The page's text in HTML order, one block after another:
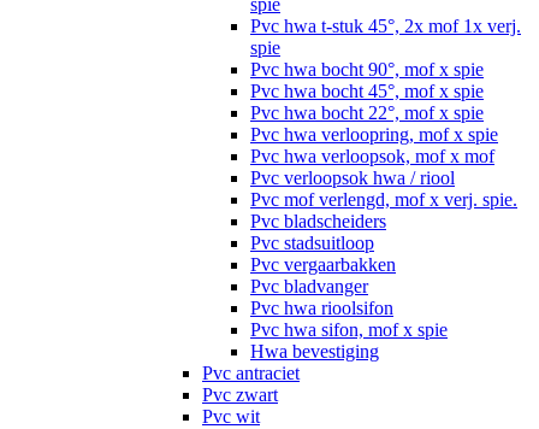
spie
Pvc hwa t-stuk 45°, 2x mof 1x verj.
spie
Pvc hwa bocht 90°, mof x spie
Pvc hwa bocht 45°, mof x spie
Pvc hwa bocht 22°, mof x spie
Pvc hwa verloopring, mof x spie
Pvc hwa verloopsok, mof x mof
Pvc verloopsok hwa / riool
Pvc mof verlengd, mof x verj. spie.
Pvc bladscheiders
Pvc stadsuitloop
Pvc vergaarbakken
Pvc bladvanger
Pvc hwa rioolsifon
Pvc hwa sifon, mof x spie
Hwa bevestiging
Pvc antraciet
Pvc zwart
Pvc wit